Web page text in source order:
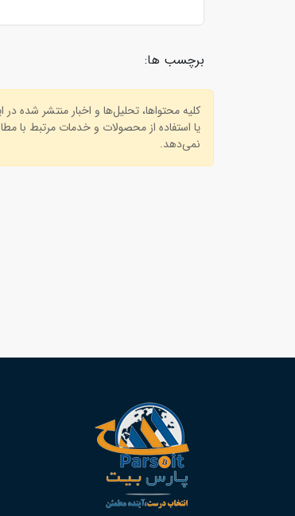
برچسب ها:
کلیه محتواها، تحلیل‌ها و اخبار منتشر
یا استفاده از محصولات و خدمات مرتبط با
نمی‌دهد.